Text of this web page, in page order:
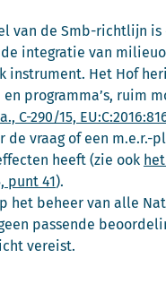
van de Smb-richtlijn
integratie van
Het Hof
programma’s, ruim
C-290/15,
de vraag of een
heeft (zie ook
punt 41).
het beheer van alle
passende
vereist.